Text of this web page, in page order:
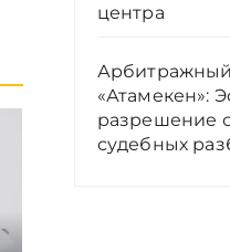
центра
«Атамекен»:
разрешение
судебных